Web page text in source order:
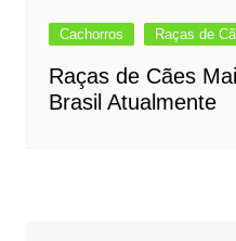
Cachorros Raças de
Raças de Cães
Brasil Atualmente